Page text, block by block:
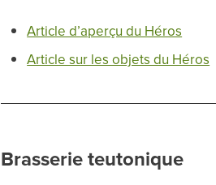
Article d’aperçu du Héros
Article sur les objets du Héros
Brasserie teutonique